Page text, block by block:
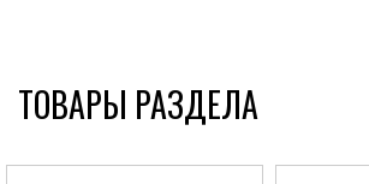
ТОВАРЫ РАЗДЕЛА